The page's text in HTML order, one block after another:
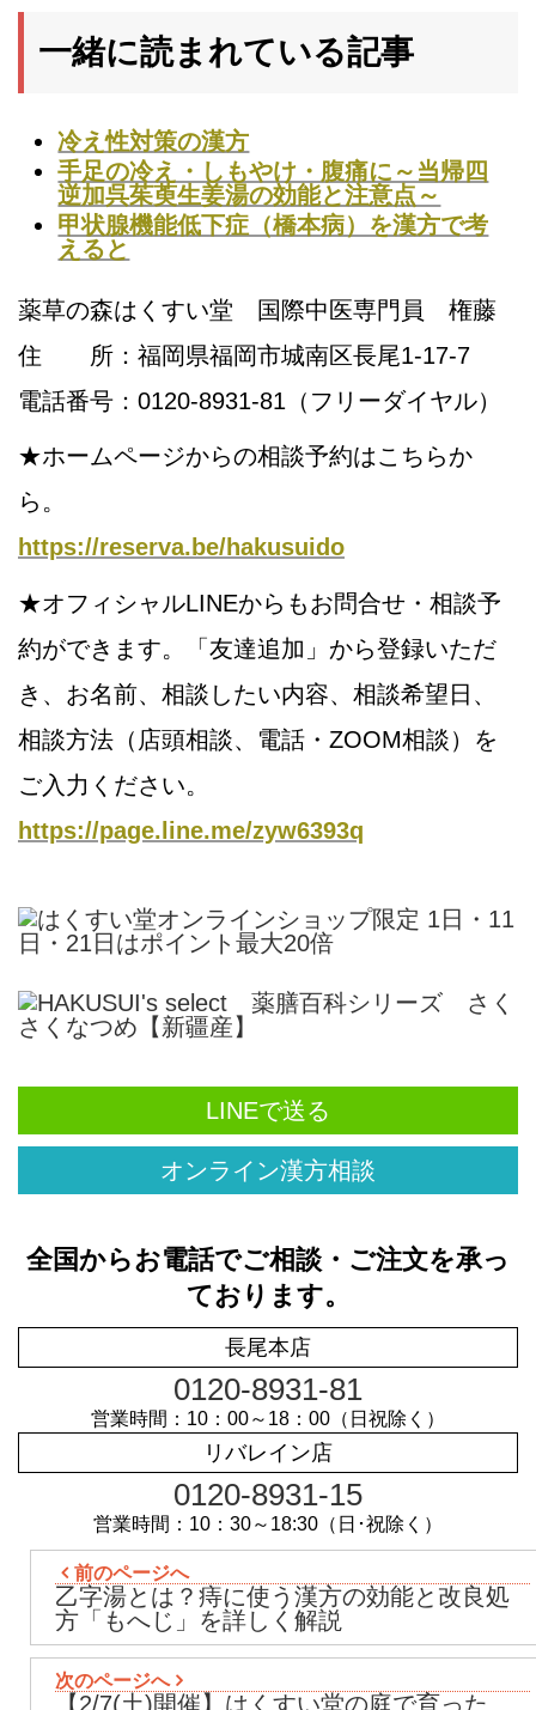
一緒に読まれている記事
冷え性対策の漢方
手足の冷え・しもやけ・腹痛に～当帰四
逆加呉茱萸生姜湯の効能と注意点～
甲状腺機能低下症（橋本病）を漢方で考
えると
薬草の森はくすい堂 国際中医専門員 権藤
住 所：福岡県福岡市城南区長尾1-17-7
電話番号：0120-8931-81（フリーダイヤル）
★ホームページからの相談予約はこちらか
ら。
https://reserva.be/hakusuido
★オフィシャルLINEからもお問合せ・相談予
約ができます。「友達追加」から登録いただ
き、お名前、相談したい内容、相談希望日、
相談方法（店頭相談、電話・ZOOM相談）を
ご入力ください。
https://page.line.me/zyw6393q
LINEで送る
オンライン漢方相談
全国からお電話でご相談・ご注文を承っ
ております。
長尾本店
0120-8931-81
営業時間：10：00～18：00（日祝除く）
リバレイン店
0120-8931-15
営業時間：10：30～18:30（日･祝除く）
前のページへ
乙字湯とは？痔に使う漢方の効能と改良処
方「もへじ」を詳しく解説
次のページへ
【2/7(土)開催】はくすい堂の庭で育った